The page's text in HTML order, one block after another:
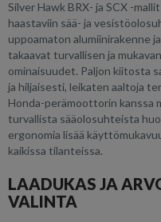
Silver Hawk BRX- ja SCX -
haastaviin sää- ja
uppoamaton alumiini­rakenne
takaavat turvallisen ja
ominaisuudet. Paljon kiitosta
ja hiljaisesti, leikaten aaltoja
Honda-perämoottorin kanssa
turvallista sääolosuhteista
ergonomia lisää
kaikissa tilanteissa.
LAADUKAS JA
VALINTA